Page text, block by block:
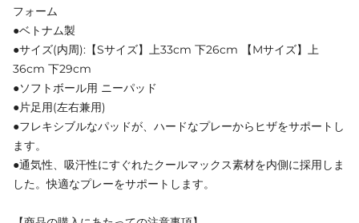
フォーム
●ベトナム製
●サイズ(内周):【Sサイズ】上33cm 下26cm 【Mサイズ】上
36cm 下29cm
●ソフトボール用 ニーパッド
●片足用(左右兼用)
●フレキシブルなパッドが、ハードなプレーからヒザをサポートし
ます。
●通気性、吸汗性にすぐれたクールマックス素材を内側に採用しま
した。快適なプレーをサポートします。